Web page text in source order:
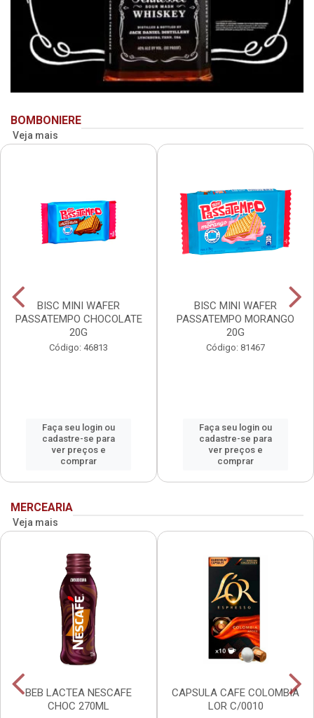
BOMBONIERE
Veja mais
BISC MINI WAFER
PASSATEMPO CHOCOLATE
20G
Código: 46813
Faça seu login ou
cadastre-se para
ver preços e
comprar
BISC MINI WAFER
PASSATEMPO MORANGO
20G
Código: 81467
Faça seu login ou
cadastre-se para
ver preços e
comprar
MERCEARIA
Veja mais
BEB LACTEA NESCAFE
CHOC 270ML
CAPSULA CAFE COLOMBIA
LOR C/0010